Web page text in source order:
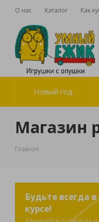
О нас Каталог Как
Новый год
Магазин
Главная
Будьте всегда в
курсе!